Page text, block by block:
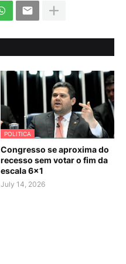
POLITICA
Congresso se aproxima do
recesso sem votar o fim da
escala 6×1
July 14, 2026